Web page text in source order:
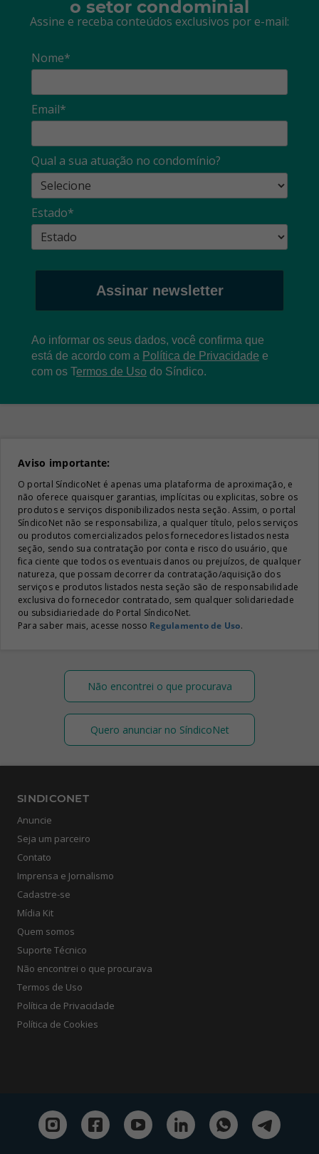
o setor condominial
Assine e receba conteúdos exclusivos por e-mail:
Nome*
Email*
Qual a sua atuação no condomínio?
Estado*
Assinar newsletter
Ao informar os seus dados, você confirma que
está de acordo com a Política de Privacidade e
com os Termos de Uso do Síndico.
Aviso importante:
O portal SíndicoNet é apenas uma plataforma de aproximação, e
não oferece quaisquer garantias, implícitas ou explicitas, sobre os
produtos e serviços disponibilizados nesta seção. Assim, o portal
SíndicoNet não se responsabiliza, a qualquer título, pelos serviços
ou produtos comercializados pelos fornecedores listados nesta
seção, sendo sua contratação por conta e risco do usuário, que
fica ciente que todos os eventuais danos ou prejuízos, de qualquer
natureza, que possam decorrer da contratação/aquisição dos
serviços e produtos listados nesta seção são de responsabilidade
exclusiva do fornecedor contratado, sem qualquer solidariedade
ou subsidiariedade do Portal SíndicoNet.
Para saber mais, acesse nosso Regulamento de Uso.
Não encontrei o que procurava
Quero anunciar no SíndicoNet
SINDICONET
Anuncie
Seja um parceiro
Contato
Imprensa e Jornalismo
Cadastre-se
Mídia Kit
Quem somos
Suporte Técnico
Não encontrei o que procurava
Termos de Uso
Política de Privacidade
Política de Cookies